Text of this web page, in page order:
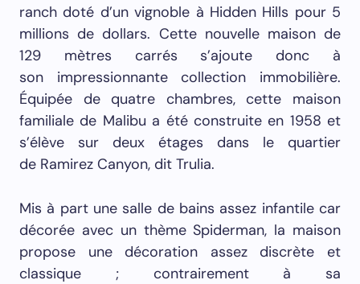
ranch doté d’un vignoble à Hidden Hills pour 5
millions de dollars. Cette nouvelle maison de
129 mètres carrés s’ajoute donc à
son impressionnante collection immobilière.
Équipée de quatre chambres, cette maison
familiale de Malibu a été construite en 1958 et
s’élève sur deux étages dans le quartier
de Ramirez Canyon, dit Trulia.
Mis à part une salle de bains assez infantile car
décorée avec un thème Spiderman, la maison
propose une décoration assez discrète et
classique ; contrairement à sa